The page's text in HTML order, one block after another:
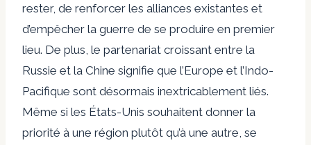
rester, de renforcer les alliances existantes et
d’empêcher la guerre de se produire en premier
lieu. De plus, le partenariat croissant entre la
Russie et la Chine signifie que l’Europe et l’Indo-
Pacifique sont désormais inextricablement liés.
Même si les États-Unis souhaitent donner la
priorité à une région plutôt qu’à une autre, se